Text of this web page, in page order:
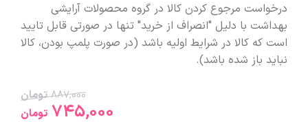
درخواست مرجوع کردن کالا در گروه محصولات آرایشی
بهداشت با دلیل "انصراف از خرید" تنها در صورتی قابل تایید
است که کالا در شرایط اولیه باشد (در صورت پلمپ بودن، کالا
نباید باز شده باشد).
887,000 تومان
745,000 تومان